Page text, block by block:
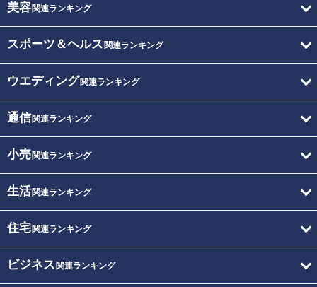
美容関連ランキング
スポーツ＆ヘルス 関連ランキング
ウエディング関連ランキング
通信関連ランキング
小売関連ランキング
生活関連ランキング
住宅関連ランキング
ビジネス 関連ランキング